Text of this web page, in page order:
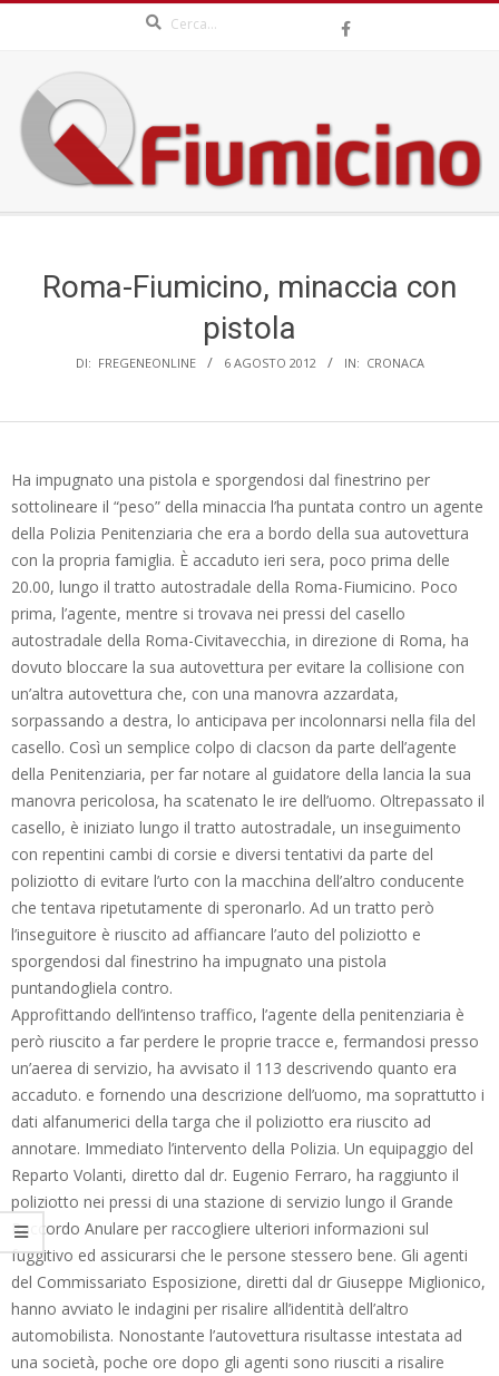
content
QFIUMICINO.COM
Roma-Fiumicino, minaccia con
pistola
DI: FREGENEONLINE 6 AGOSTO 2012 IN: CRONACA
Ha impugnato una pistola e sporgendosi dal finestrino per
sottolineare il “peso” della minaccia l’ha puntata contro un agente
della Polizia Penitenziaria che era a bordo della sua autovettura
con la propria famiglia. È accaduto ieri sera, poco prima delle
20.00, lungo il tratto autostradale della Roma-Fiumicino. Poco
prima, l’agente, mentre si trovava nei pressi del casello
autostradale della Roma-Civitavecchia, in direzione di Roma, ha
dovuto bloccare la sua autovettura per evitare la collisione con
un’altra autovettura che, con una manovra azzardata,
sorpassando a destra, lo anticipava per incolonnarsi nella fila del
casello. Così un semplice colpo di clacson da parte dell’agente
della Penitenziaria, per far notare al guidatore della lancia la sua
manovra pericolosa, ha scatenato le ire dell’uomo. Oltrepassato il
casello, è iniziato lungo il tratto autostradale, un inseguimento
con repentini cambi di corsie e diversi tentativi da parte del
poliziotto di evitare l’urto con la macchina dell’altro conducente
che tentava ripetutamente di speronarlo. Ad un tratto però
l’inseguitore è riuscito ad affiancare l’auto del poliziotto e
sporgendosi dal finestrino ha impugnato una pistola
puntandogliela contro.
Approfittando dell’intenso traffico, l’agente della penitenziaria è
però riuscito a far perdere le proprie tracce e, fermandosi presso
un’aerea di servizio, ha avvisato il 113 descrivendo quanto era
accaduto. e fornendo una descrizione dell’uomo, ma soprattutto i
dati alfanumerici della targa che il poliziotto era riuscito ad
annotare. Immediato l’intervento della Polizia. Un equipaggio del
Reparto Volanti, diretto dal dr. Eugenio Ferraro, ha raggiunto il
poliziotto nei pressi di una stazione di servizio lungo il Grande
Raccordo Anulare per raccogliere ulteriori informazioni sul
fuggitivo ed assicurarsi che le persone stessero bene. Gli agenti
del Commissariato Esposizione, diretti dal dr Giuseppe Miglionico,
hanno avviato le indagini per risalire all’identità dell’altro
automobilista. Nonostante l’autovettura risultasse intestata ad
una società, poche ore dopo gli agenti sono riusciti a risalire